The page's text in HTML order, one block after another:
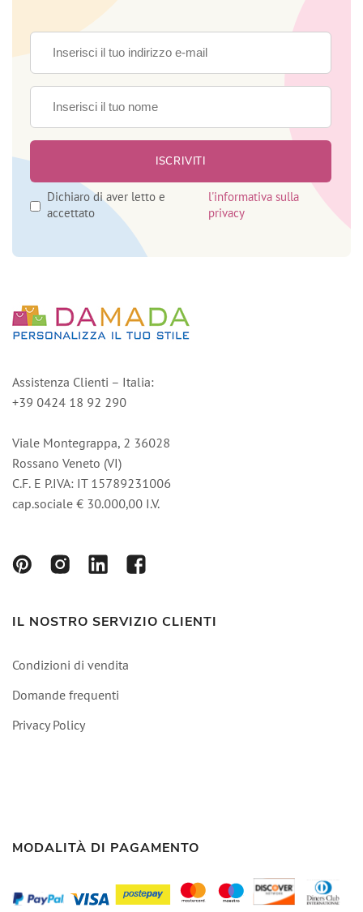
Dichiaro di aver letto e
accettato
l'informativa sulla
privacy
Assistenza Clienti – Italia:
+39 0424 18 92 290
Viale Montegrappa, 2 36028
Rossano Veneto (VI)
C.F. E P.IVA: IT 15789231006
cap.sociale € 30.000,00 I.V.
IL NOSTRO SERVIZIO CLIENTI
Condizioni di vendita
Domande frequenti
Privacy Policy
MODALITÀ DI PAGAMENTO